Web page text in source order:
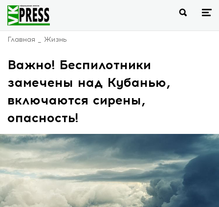
Главная Жизнь
Важно! Беспилотники
замечены над Кубанью,
включаются сирены,
опасность!